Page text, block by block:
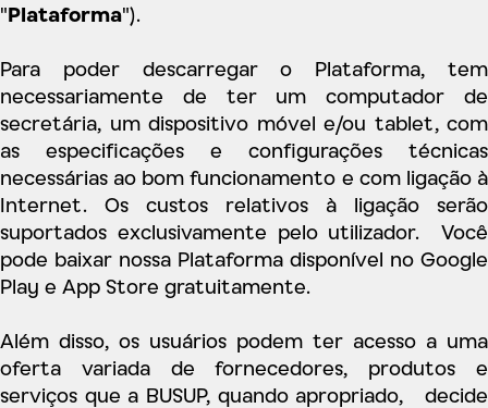
"Plataforma").
Para poder descarregar o Plataforma, tem
necessariamente de ter um computador de
secretária, um dispositivo móvel e/ou tablet, com
as especificações e configurações técnicas
necessárias ao bom funcionamento e com ligação à
Internet. Os custos relativos à ligação serão
suportados exclusivamente pelo utilizador. Você
pode baixar nossa Plataforma disponível no Google
Play e App Store gratuitamente.
Além disso, os usuários podem ter acesso a uma
oferta variada de fornecedores, produtos e
serviços que a BUSUP, quando apropriado, decide